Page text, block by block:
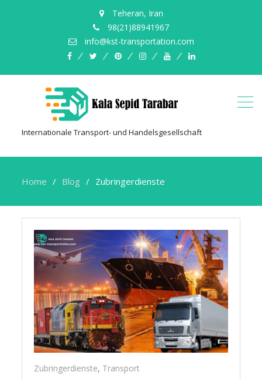
Teheran, Iran
98(21)88941967
info@kst-transportation.com
FacebookTwitterPinterestInstagramYoutubeLinkedIn
Internationale Transport- und Handelsgesellschaft
Home Blog Zubringerdienste
Zubringerdienste
Zubringerdienste, Transport